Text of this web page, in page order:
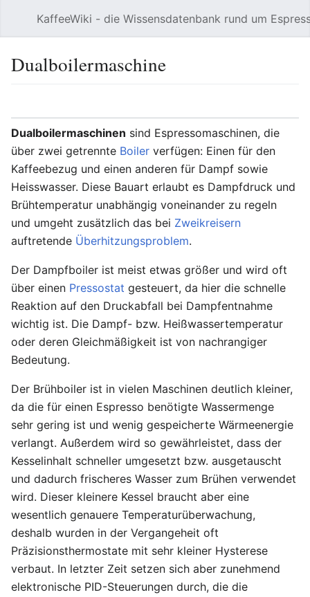
KaffeeWiki - die Wissensdatenbank rund um
Dualboilermaschine
Dualboilermaschinen sind Espressomaschinen, die
über zwei getrennte Boiler verfügen: Einen für den
Kaffeebezug und einen anderen für Dampf sowie
Heisswasser. Diese Bauart erlaubt es Dampfdruck und
Brühtemperatur unabhängig voneinander zu regeln
und umgeht zusätzlich das bei Zweikreisern
auftretende Überhitzungsproblem.
Der Dampfboiler ist meist etwas größer und wird oft
über einen Pressostat gesteuert, da hier die schnelle
Reaktion auf den Druckabfall bei Dampfentnahme
wichtig ist. Die Dampf- bzw. Heißwassertemperatur
oder deren Gleichmäßigkeit ist von nachrangiger
Bedeutung.
Der Brühboiler ist in vielen Maschinen deutlich kleiner,
da die für einen Espresso benötigte Wassermenge
sehr gering ist und wenig gespeicherte Wärmeenergie
verlangt. Außerdem wird so gewährleistet, dass der
Kesselinhalt schneller umgesetzt bzw. ausgetauscht
und dadurch frischeres Wasser zum Brühen verwendet
wird. Dieser kleinere Kessel braucht aber eine
wesentlich genauere Temperaturüberwachung,
deshalb wurden in der Vergangeheit oft
Präzisionsthermostate mit sehr kleiner Hysterese
verbaut. In letzter Zeit setzen sich aber zunehmend
elektronische PID-Steuerungen durch, die die